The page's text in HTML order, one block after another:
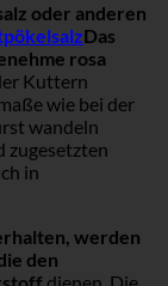
oder anderen
Das
rosa
Kuttern
wie bei der
wandeln
zugesetzten
in
werden
den